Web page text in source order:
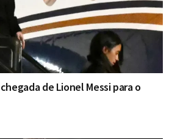
de Lionel Messi para o